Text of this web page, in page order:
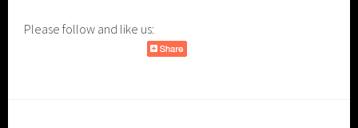
Please follow and like us: